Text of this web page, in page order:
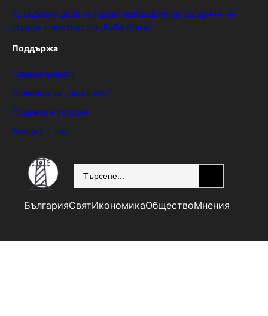
12 съдебни дела оспорват заповедите за събаряне на
сгради в местността „Баба Алино“
Поддържа
Поверителност
Политика за „бисквитки“
Правила и условия
Контакт с нас
БългарияСвятИкономикаОбществоМнения